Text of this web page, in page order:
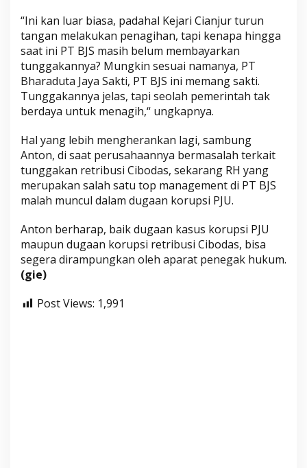
“Ini kan luar biasa, padahal Kejari Cianjur turun
tangan melakukan penagihan, tapi kenapa hingga
saat ini PT BJS masih belum membayarkan
tunggakannya? Mungkin sesuai namanya, PT
Bharaduta Jaya Sakti, PT BJS ini memang sakti.
Tunggakannya jelas, tapi seolah pemerintah tak
berdaya untuk menagih,“ ungkapnya.
Hal yang lebih mengherankan lagi, sambung
Anton, di saat perusahaannya bermasalah terkait
tunggakan retribusi Cibodas, sekarang RH yang
merupakan salah satu top management di PT BJS
malah muncul dalam dugaan korupsi PJU.
Anton berharap, baik dugaan kasus korupsi PJU
maupun dugaan korupsi retribusi Cibodas, bisa
segera dirampungkan oleh aparat penegak hukum.
(gie)
Post Views: 1,991